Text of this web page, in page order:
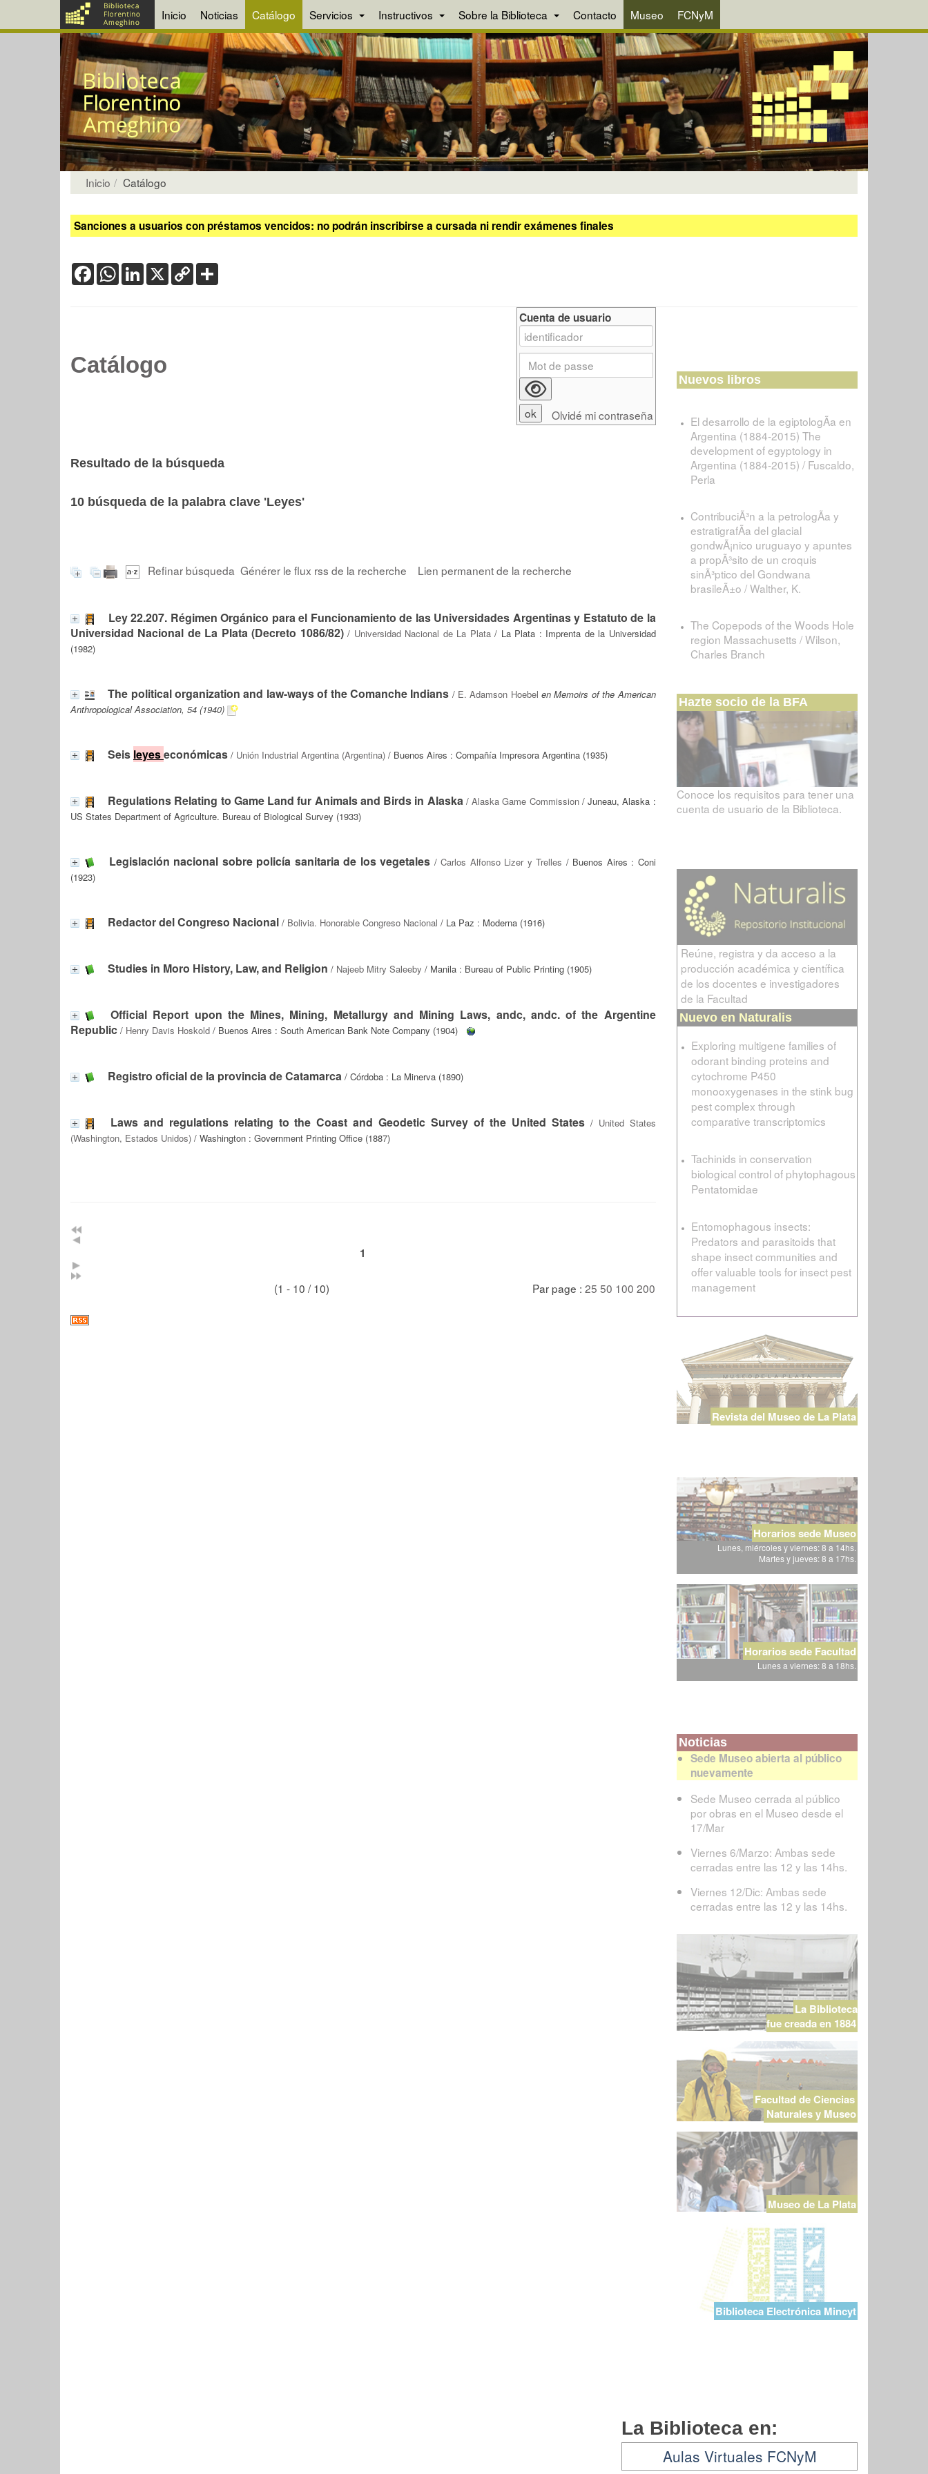
Inicio Noticias Catálogo Servicios Instructivos Sobre la Biblioteca Contacto Museo FCNyM
Inicio Catálogo
Sanciones a usuarios con préstamos vencidos: no podrán inscribirse a cursada ni rendir exámenes finales
FacebookWhatsApp
LinkedIn
X Copy
Link
Catálogo
Resultado de la búsqueda
10 búsqueda de la palabra clave 'Leyes'
Refinar búsqueda Générer le flux rss de la recherche Lien permanent de la recherche
Ley 22.207. Régimen Orgánico para el Funcionamiento de las Universidades Argentinas y Estatuto de la
Universidad Nacional de La Plata (Decreto 1086/82)/ Universidad Nacional de La Plata/ La Plata : Imprenta de la Universidad
(1982)
The political organization and law-ways of the Comanche Indians / E. Adamson Hoebel en Memoirs of the American
Anthropological Association, 54 (1940)
Seis leyeseconómicas / Unión Industrial Argentina (Argentina) / Buenos Aires : Compañía Impresora Argentina (1935)
Regulations Relating to Game Land fur Animals and Birds in Alaska/Alaska Game Commission/ Juneau, Alaska :
US States Department of Agriculture. Bureau of Biological Survey (1933)
Legislación nacional sobre policía sanitaria de los vegetales / Carlos Alfonso Lizer y Trelles / Buenos Aires : Coni
(1923)
Redactor del Congreso Nacional / Bolivia. Honorable Congreso Nacional / La Paz : Moderna (1916)
Studies in Moro History, Law, and Religion / Najeeb Mitry Saleeby / Manila : Bureau of Public Printing (1905)
Official Report upon the Mines, Mining, Metallurgy and Mining Laws, andc, andc. of the Argentine
Republic / Henry Davis Hoskold / Buenos Aires : South American Bank Note Company (1904)
Registro oficial de la provincia de Catamarca / Córdoba : La Minerva (1890)
Laws and regulations relating to the Coast and Geodetic Survey of the United States/ United States
(Washington, Estados Unidos) / Washington : Government Printing Office (1887)
1
(1 - 10 / 10) Par page : 25 50 100 200
Cuenta de usuario
Olvidé mi contraseña
Nuevos libros
El desarrollo de la egiptologÃ­a en
Argentina (1884-2015) The
development of egyptology in
Argentina (1884-2015) / Fuscaldo,
Perla
ContribuciÃ³n a la petrologÃ­a y
estratigrafÃ­a del glacial
gondwÃ¡nico uruguayo y apuntes
a propÃ³sito de un croquis
sinÃ³ptico del Gondwana
brasileÃ±o / Walther, K.
The Copepods of the Woods Hole
region Massachusetts / Wilson,
Charles Branch
Hazte socio de la BFA
Conoce los requisitos para tener una
cuenta de usuario de la Biblioteca.
Reúne, registra y da acceso a la
producción académica y científica
de los docentes e investigadores
de la Facultad
Nuevo en Naturalis
Exploring multigene families of
odorant binding proteins and
cytochrome P450
monooxygenases in the stink bug
pest complex through
comparative transcriptomics
Tachinids in conservation
biological control of phytophagous
Pentatomidae
Entomophagous insects:
Predators and parasitoids that
shape insect communities and
offer valuable tools for insect pest
management
Revista del Museo de La Plata
Horarios sede Museo
Lunes, miércoles y viernes: 8 a 14hs.
Martes y jueves: 8 a 17hs.
Horarios sede Facultad
Lunes a viernes: 8 a 18hs.
Noticias
Sede Museo abierta al público
nuevamente
Sede Museo cerrada al público
por obras en el Museo desde el
17/Mar
Viernes 6/Marzo: Ambas sede
cerradas entre las 12 y las 14hs.
Viernes 12/Dic: Ambas sede
cerradas entre las 12 y las 14hs.
La Biblioteca
fue creada en 1884
Facultad de Ciencias
Naturales y Museo
Museo de La Plata
Biblioteca Electrónica Mincyt
La Biblioteca en:
Aulas Virtuales FCNyM